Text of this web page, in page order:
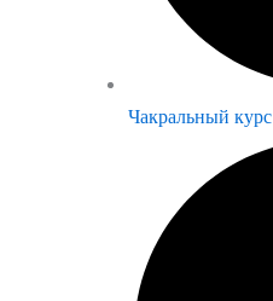
Чакральный курс